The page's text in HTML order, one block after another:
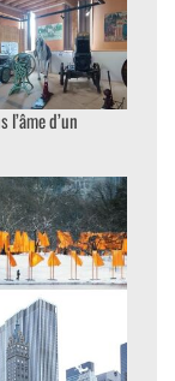
d’un